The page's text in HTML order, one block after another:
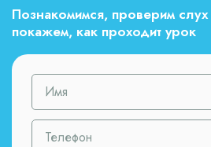
Познакомимся, проверим слух
покажем, как проходит урок